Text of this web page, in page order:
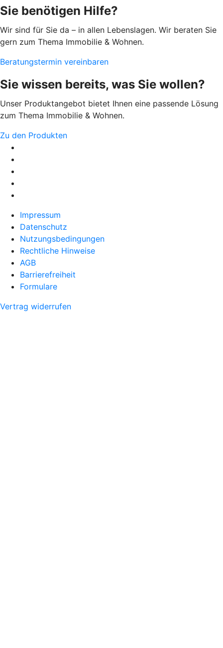
Sie benötigen Hilfe?
Wir sind für Sie da – in allen Lebenslagen. Wir beraten Sie
gern zum Thema Immobilie & Wohnen.
Beratungstermin vereinbaren
Sie wissen bereits, was Sie wollen?
Unser Produktangebot bietet Ihnen eine passende Lösung
zum Thema Immobilie & Wohnen.
Zu den Produkten
Impressum
Datenschutz
Nutzungsbedingungen
Rechtliche Hinweise
AGB
Barrierefreiheit
Formulare
Vertrag widerrufen